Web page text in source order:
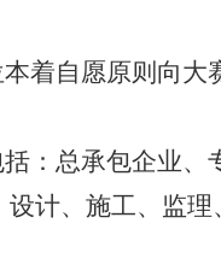
着自愿原则向
：总承包企业
计、施工、监